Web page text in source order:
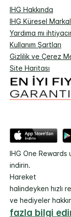
IHG Hakkında
IHG Küresel
Yardıma mı
Kullanım Şartları
Gizlilik ve Çerez
Site Haritası
IHG One Rewards
indirin.
Hareket
halindeyken hızlı
ve hediyeler
fazla bilgi